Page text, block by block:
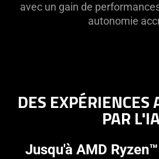
avec un gain de
autonomie
DES EXPÉRIENCES
PAR
Jusqu'à AMD